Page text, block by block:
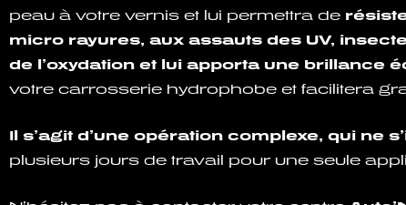
peau à votre vernis et lui permettra de
micro rayures, aux assauts des UV,
de l’oxydation et lui apporta une brillance
votre carrosserie hydrophobe et facilitera
Il s’agit d’une opération complexe, qui ne
plusieurs jours de travail pour une seule